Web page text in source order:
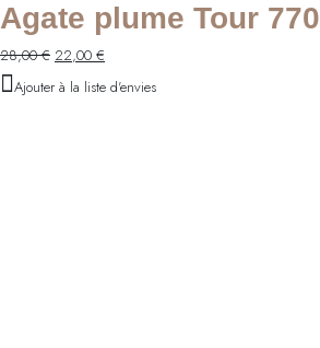
Agate plume Tour 770
28,00€ Le
initial
22,00 €
actuel
Ajouter à la liste d'envies